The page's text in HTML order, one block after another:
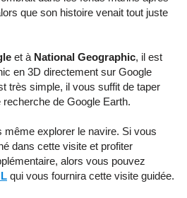
que son histoire venait tout juste
et à National Geographic, il est
en 3D directement sur Google
très simple, il vous suffit de taper
de Google Earth.
même explorer le navire. Si vous
dans cette visite et profiter
alors vous pouvez
qui vous fournira cette visite guidée.